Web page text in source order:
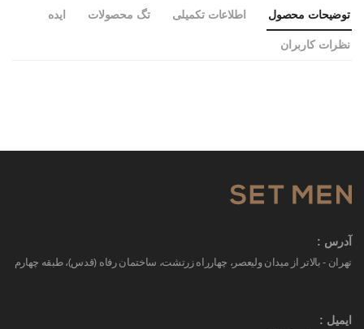
توضیحات محصول اطلاعات تکمیلی تگ محصولات ایده
نظرات کاربران
آدرس :
تهران - بالاتر از میدان ولیعصر، چهارراه زرتشت، ساختمان رفاه (قدس)، طبقه چهارم
ایمیل :